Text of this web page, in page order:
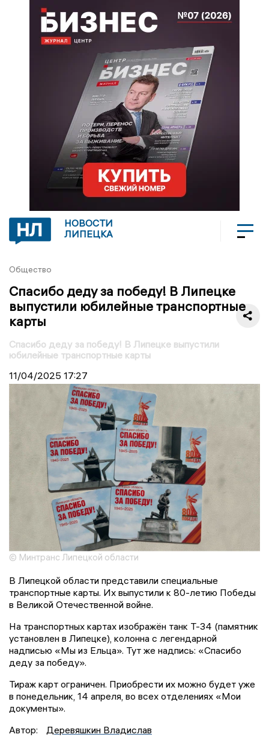
НОВОСТИ
ЛИПЕЦКА
Общество
Спасибо деду за победу! В Липецке
выпустили юбилейные транспортные
карты
Спасибо деду за победу! В Липецке выпустили
юбилейные транспортные карты
11/04/2025 17:27
© Минтранс Липецкой области
В Липецкой области представили специальные
транспортные карты. Их выпустили к 80-летию Победы
в Великой Отечественной войне.
На транспортных картах изображён танк Т-34 (памятник
установлен в Липецке), колонна с легендарной
надписью «Мы из Ельца». Тут же надпись: «Спасибо
деду за победу».
Тираж карт ограничен. Приобрести их можно будет уже
в понедельник, 14 апреля, во всех отделениях «Мои
документы».
Автор:
Деревяшкин Владислав